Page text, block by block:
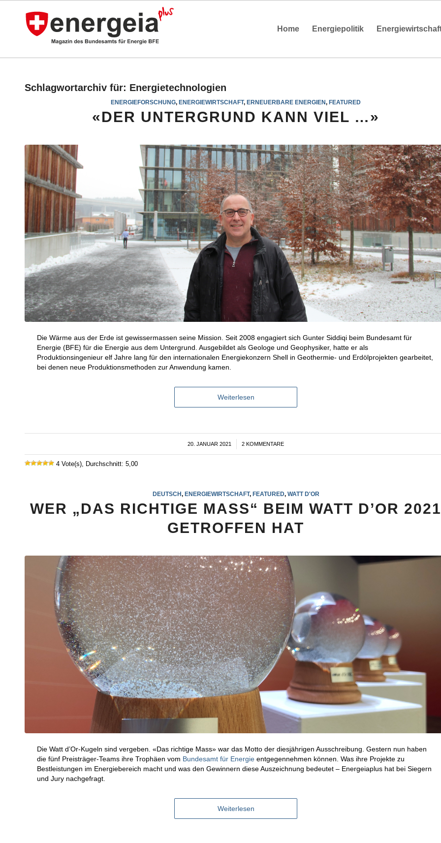
Home Energiepolitik
Schlagwortarchiv für: Energietechnologien
ENERGIEFORSCHUNG,ENERGIEWIRTSCHAFT,ERNEUERBARE ENERGIEN,FEATURED
«DER UNTERGRUND KANN VIEL …»
Die Wärme aus der Erde ist gewissermassen seine Mission. Seit 2008 engagiert sich Gunter Siddiqi beim Bundesamt für
Energie (BFE) für die Energie aus dem Untergrund. Ausgebildet als Geologe und Geophysiker, hatte er als
Produktionsingenieur elf Jahre lang für den internationalen Energiekonzern Shell in Geothermie- und Erdölprojekten gearbeitet,
bei denen neue Produktionsmethoden zur Anwendung kamen.
Weiterlesen
20. JANUAR 2021
/ 2 KOMMENTARE
4 Vote(s), Durchschnitt: 5,00
DEUTSCH, ENERGIEWIRTSCHAFT, FEATURED, WATT D'OR
WER „DAS RICHTIGE MASS“ BEIM WATT D’OR
GETROFFEN HAT
Die Watt d’Or-Kugeln sind vergeben. «Das richtige Mass» war das Motto der diesjährigen Ausschreibung. Gestern nun haben
die fünf Preisträger-Teams ihre Trophäen vom Bundesamt für Energie entgegennehmen können. Was ihre Projekte zu
Bestleistungen im Energiebereich macht und was den Gewinnern diese Auszeichnung bedeutet – Energeiaplus hat bei Siegern
und Jury nachgefragt.
Weiterlesen